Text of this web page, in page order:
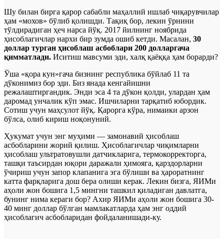
Шу билан бирга қарор сабабли маҳаллий ишлаб чиқарувчилар
ҳам «мохов» бўлиб қолишди. Тақиқ бор, лекин ўрнини
тўлдирадиган ҳеч нарса йўқ. 2017 йилнинг ноябрида
ҳисоблагичлар нархи бир зумда ошиб кетди. Масалан, 30
доллар турган ҳисоблаш асбоблари 200 долларгача
қимматлади. Иситиш мавсуми эди, халқ қаёққа ҳам борарди?
Ўша «қора кун»гача бизнинг республика бўйлаб 11 та
дўконимиз бор эди. Биз янада кенгайишни
режалаштиргандик. Энди эса 4 та дўкон қолди, улардан ҳам
даромад унчалик кўп эмас. Ишчиларни тарқатиб юбордик.
Сотиш учун маҳсулот йўқ. Қарорга кўра, нимаики арзон
бўлса, олиб кириш ноқонуний.
Ҳукумат учун энг муҳими — замонавий ҳисоблаш
асбобларини жорий қилиш. Ҳисоблагичлар чиқимларни
ҳисоблаш ультратовушли датчикларига, термокорректорга,
ташқи таъсирдан юқори даражали ҳимояга, қарздорларни
ўчириш учун запор клапанига эга бўлиши ва ҳароратнинг
катта фарқларига дош бера олиши керак. Лекин бизга, ЯИМи
аҳоли жон бошига 1,5 мингни ташкил қиладиган давлатга,
бунинг нима кераги бор? Ахир ЯИМи аҳоли жон бошига 30-
40 минг доллар бўлган мамлакатларда ҳам энг оддий
ҳисоблагич асбобларидан фойдаланишади-ку.